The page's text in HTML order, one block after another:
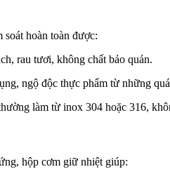
hoàn toàn được:
rau tươi, không chất bảo quản.
ngộ độc thực phẩm từ những
làm từ inox 304 hoặc 316,
hộp cơm giữ nhiệt giúp: